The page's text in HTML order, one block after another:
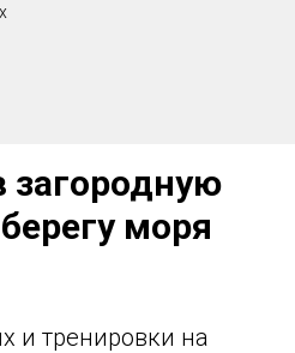
загородную
моря
и тренировки на